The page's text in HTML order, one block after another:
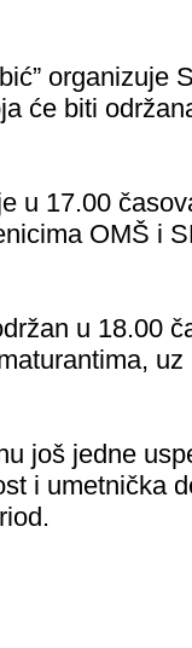
organizuje
će biti
u 17.00
OMŠ i
u 18.00
još jedne
i umetnička